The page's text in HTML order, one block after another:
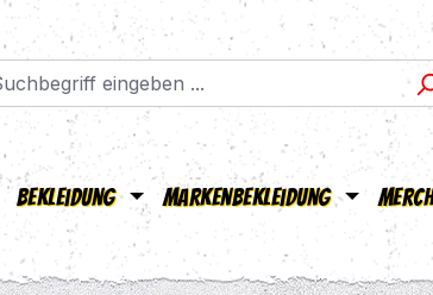
Bekleidung Markenbekleidung